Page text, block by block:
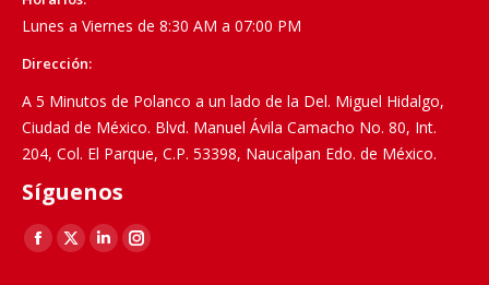
Lunes a Viernes de 8:30 AM a 07:00 PM
Dirección:
A 5 Minutos de Polanco a un lado de la Del. Miguel Hidalgo,
Ciudad de México. Blvd. Manuel Ávila Camacho No. 80, Int.
204, Col. El Parque, C.P. 53398, Naucalpan Edo. de México.
Síguenos
Find us on:
Facebook
X
LinkedinInstagram